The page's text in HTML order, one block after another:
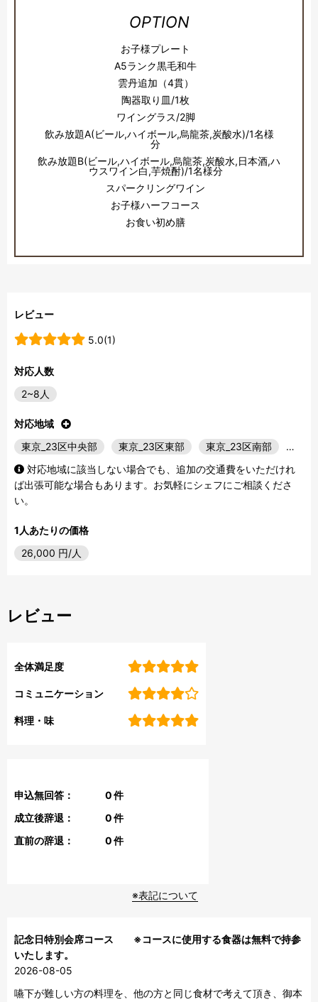
OPTION
お子様プレート
A5ランク黒毛和牛
雲丹追加（4貫）
陶器取り皿/1枚
ワイングラス/2脚
飲み放題A(ビール,ハイボール,烏龍茶,炭酸水)/1名様
分
飲み放題B(ビール,ハイボール,烏龍茶,炭酸水,日本酒,ハ
ウスワイン白,芋焼酎)/1名様分
スパークリングワイン
お子様ハーフコース
お食い初め膳
レビュー
5.0(1)
対応人数
2~8人
対応地域
東京_23区中央部
東京_23区東部 東京_23区南部
…
対応地域に該当しない場合でも、追加の交通費をいただけれ
ば出張可能な場合もあります。お気軽にシェフにご相談くださ
い。
1人あたりの価格
26,000 円/人
レビュー
全体満足度
コミュニケーション
料理・味
申込無回答： 0件
成立後辞退：
0件
直前の辞退：
0件
※表記について
記念日特別会席コース ※コースに使用する食器は無料で持参
いたします。
2026-08-05
嚥下が難しい方の料理を、他の方と同じ食材で考えて頂き、御本